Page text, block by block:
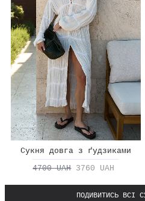
Сукня довга з ґудзиками
4700 UAH 3760 UAH
ПОДИВИТИСЬ ВСІ